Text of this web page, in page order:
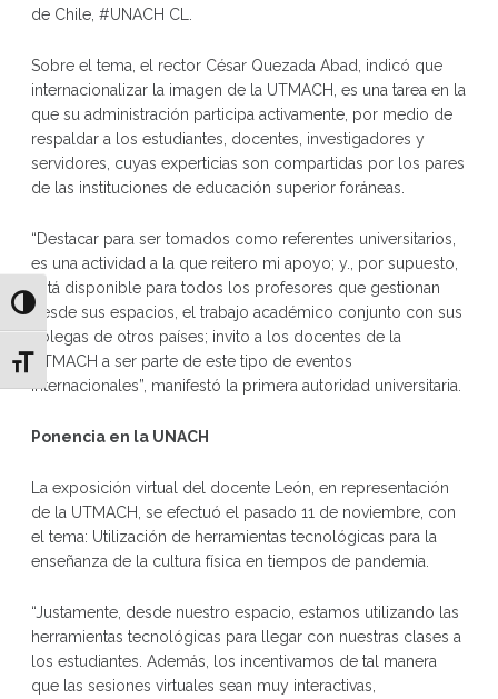
Alternar alto contraste
Alternar tamaño de letra
de Chile, #UNACH CL.
Sobre el tema, el rector César Quezada Abad, indicó que
internacionalizar la imagen de la UTMACH, es una tarea en la
que su administración participa activamente, por medio de
respaldar a los estudiantes, docentes, investigadores y
servidores, cuyas experticias son compartidas por los pares
de las instituciones de educación superior foráneas.
“Destacar para ser tomados como referentes universitarios,
es una actividad a la que reitero mi apoyo; y., por supuesto,
está disponible para todos los profesores que gestionan
desde sus espacios, el trabajo académico conjunto con sus
colegas de otros países; invito a los docentes de la
UTMACH a ser parte de este tipo de eventos
internacionales”, manifestó la primera autoridad universitaria.
Ponencia en la UNACH
La exposición virtual del docente León, en representación
de la UTMACH, se efectuó el pasado 11 de noviembre, con
el tema: Utilización de herramientas tecnológicas para la
enseñanza de la cultura física en tiempos de pandemia.
“Justamente, desde nuestro espacio, estamos utilizando las
herramientas tecnológicas para llegar con nuestras clases a
los estudiantes. Además, los incentivamos de tal manera
que las sesiones virtuales sean muy interactivas,